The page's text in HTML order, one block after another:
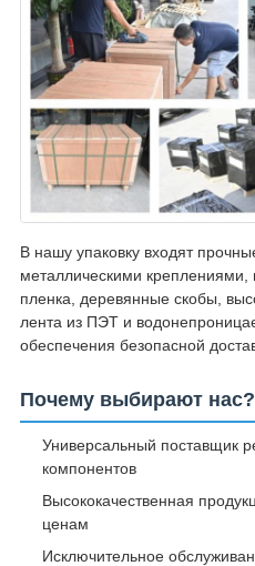
В нашу упаковку входят
металлическими креплениями,
пленка, деревянные скобы,
лента из ПЭТ и
обеспечения безопасной
Почему выбирают нас?
Универсальный поставщик
компонентов
Высококачественная
ценам
Исключительное